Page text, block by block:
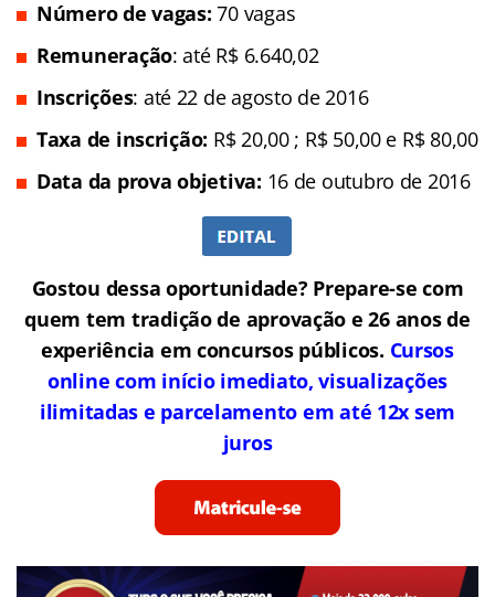
Número de vagas:70 vagas
Remuneração: até R$ 6.640,02
Inscrições: até 22 de agosto de 2016
Taxa de inscrição: R$ 20,00 ; R$ 50,00 e R$ 80,00
Data da prova objetiva: 16 de outubro de 2016
Gostou dessa oportunidade? Prepare-se com
quem tem tradição de aprovação e 26 anos de
experiência em concursos públicos. Cursos
online com início imediato, visualizações
ilimitadas e parcelamento em até 12x sem
juros